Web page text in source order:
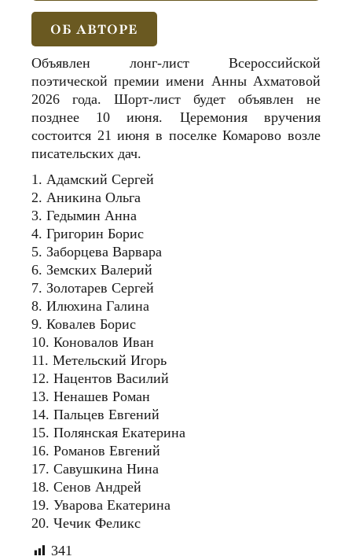
ОБ АВТОРЕ
Объявлен лонг-лист Всероссийской
поэтической премии имени Анны Ахматовой
2026 года. Шорт-лист будет объявлен не
позднее 10 июня. Церемония вручения
состоится 21 июня в поселке Комарово возле
писательских дач.
1. Адамский Сергей
2. Аникина Ольга
3. Гедымин Анна
4. Григорин Борис
5. Заборцева Варвара
6. Земских Валерий
7. Золотарев Сергей
8. Илюхина Галина
9. Ковалев Борис
10. Коновалов Иван
11. Метельский Игорь
12. Нацентов Василий
13. Ненашев Роман
14. Пальцев Евгений
15. Полянская Екатерина
16. Романов Евгений
17. Савушкина Нина
18. Сенов Андрей
19. Уварова Екатерина
20. Чечик Феликс
341